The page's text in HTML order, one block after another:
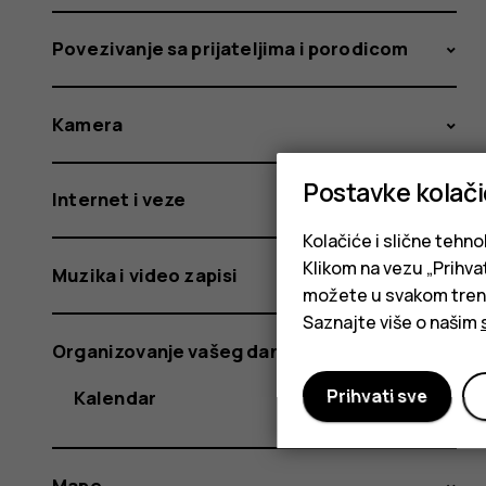
Povezivanje sa prijateljima i porodicom
Kamera
Internet i veze
Muzika i video zapisi
Organizovanje vašeg dana
Kalendar
Postavke
Kolačiće i slične
Klikom na vezu
možete u svakom
Saznajte više o našim
Prihvati sve